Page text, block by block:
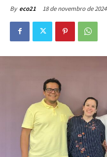
By eco21 18 de novembro de 2024